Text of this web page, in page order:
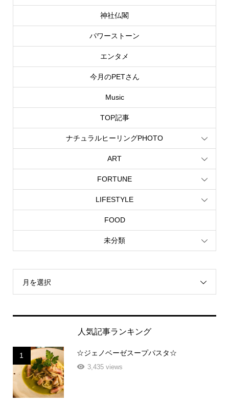
神社仏閣
パワーストーン
エンタメ
今月のPETさん
Music
TOP記事
ナチュラルヒーリングPHOTO
ART
FORTUNE
LIFESTYLE
FOOD
未分類
月を選択
人気記事ランキング
1 ☆ジェノベーゼスープパスタ☆
3,435 views